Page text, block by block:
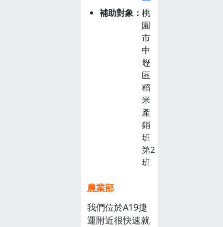
發展協會竹、筍
PDF社團法人大
肉、豬肉、魚肉
PDF御食股份有
限公司(台灣好
農)國產農產品
蛋、虱目魚等15
項)PDF又禎有限
公司黃豆PDF府
城館事業股份有
PDF
成果簡報下載第
一期臺南市官田
區官田國民小學
菱角PDF新北市
立三民高級中學
PDF保證責任臺
南市東山產業生
產合作社柑橘等
當季水果PDF社
團法人大享食育
PDF又禎有限公
黃豆)PDF洄遊吧
有限公司扁花
鰹、鬼頭刀、黑
小米田的生態環
境 、小米美食
飲食、健康 及
文化 的知識串
連起來，再透過
遊戲的方式操作
或體驗，深化幼
食
農
教
育
推
廣
計
畫
徵
選
活
動
(已
補助對象
桃
園
市
中
壢
區
稻
米
產
銷
班
第2
班
農業部
我們位於A19捷
運附近很快速就